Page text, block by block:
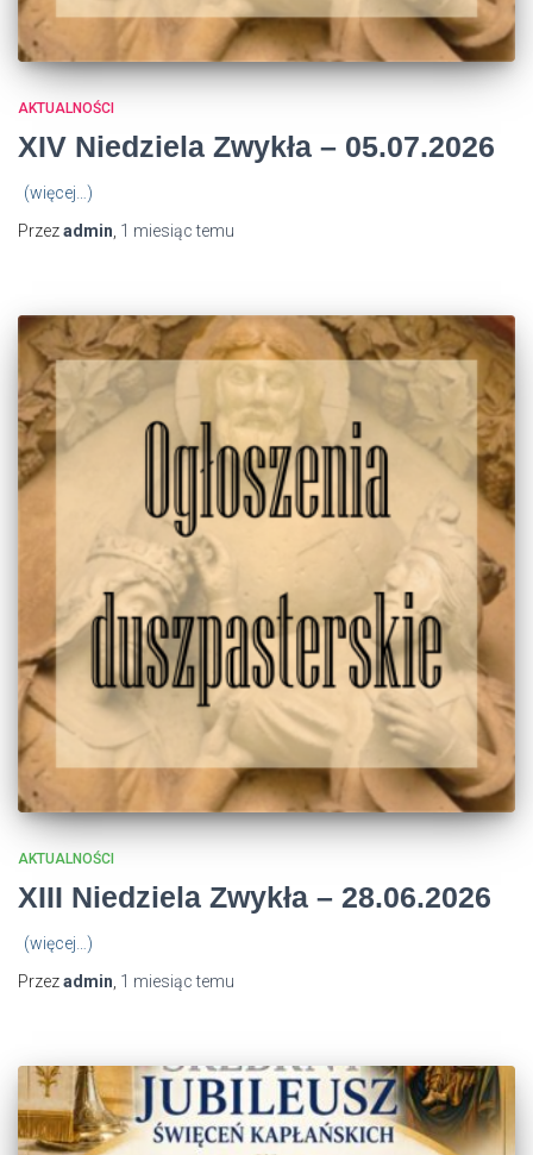
AKTUALNOŚCI
XIV Niedziela Zwykła – 05.07.2026
(więcej…)
Przezadmin 1 miesiąctemu
AKTUALNOŚCI
XIII Niedziela Zwykła – 28.06.2026
(więcej…)
Przezadmin 1 miesiąctemu